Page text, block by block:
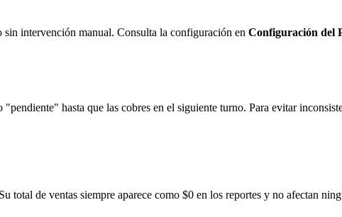
intervención manual. Consulta la configuración en Configuración del
hasta que las cobres en el siguiente turno. Para evitar
total de ventas siempre aparece como $0 en los reportes y no afectan